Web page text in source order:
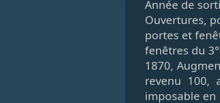
Année de
Ouvertures,
portes et
fenêtres du
1870,
revenu 100,
imposable en